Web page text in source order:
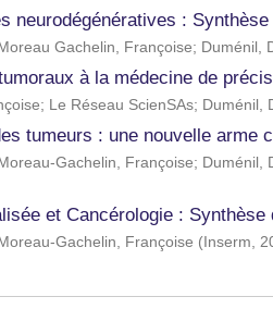
neurodégénératives :
Moreau Gachelin, Françoise; Duménil,
à la médecine de
; Le Réseau ScienSAs; Duménil,
tumeurs : une nouvelle arme
Moreau-Gachelin, Françoise; Duménil,
et Cancérologie : Synthèse
Moreau-Gachelin, Françoise (Inserm,